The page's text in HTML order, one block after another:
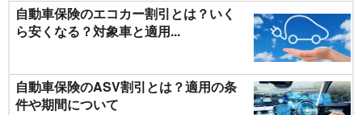
自動車保険のエコカー割引とは？いく
ら安くなる？対象車と適用...
自動車保険のASV割引とは？適用の条
件や期間について